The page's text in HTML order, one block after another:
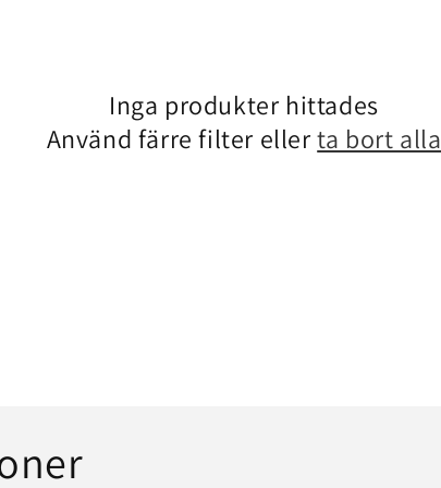
Inga produkter hittades
Använd färre filter ellerta bort alla